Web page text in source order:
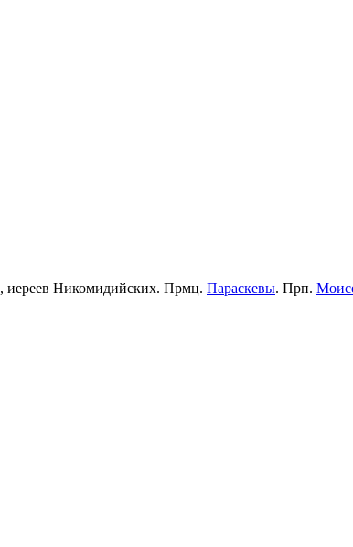
, иереев Никомидийских. Прмц. Параскевы. Прп.